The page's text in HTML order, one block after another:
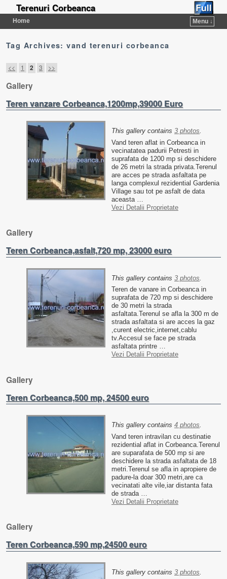
Terenuri Corbeanca
Home Menu ↓
Tag Archives:vand terenuri corbeanca
Post navigation
<< 1 2 3 >>
Gallery
Teren vanzare Corbeanca,1200mp,39000 Euro
This gallery contains 3 photos.
Vand teren aflat in Corbeanca in
vecinatatea padurii Petresti in
suprafata de 1200 mp si deschidere
de 26 metri la strada privata.Terenul
are acces pe strada asfaltata pe
langa complexul rezidential Gardenia
Village sau tot pe asfalt de data
aceasta …
Vezi Detalii Proprietate
Gallery
Teren Corbeanca,asfalt,720 mp, 23000 euro
This gallery contains 3 photos
Teren de vanare in Corbeanca in
suprafata de 720 mp si deschidere
de 30 metri la strada
asfaltata.Terenul se afla la 300 m de
strada asfaltata si are acces la gaz
,curent electric,internet,cablu
tv.Accesul se face pe strada
asfaltata printre …
Vezi Detalii Proprietate
Gallery
Teren Corbeanca,500 mp, 24500 euro
This gallery contains 4 photos.
Vand teren intravilan cu destinatie
rezidential aflat in Corbeanca.Terenul
are suparafata de 500 mp si are
deschidere la strada asfaltata de 18
metri.Terenul se afla in apropiere de
padure-la doar 300 metri,are ca
vecinatati alte vile,iar distanta fata
de strada …
Vezi Detalii Proprietate
Gallery
Teren Corbeanca,590 mp,24500 euro
This gallery contains 3 photos